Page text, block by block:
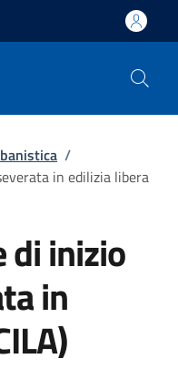
/
in edilizia libera
di inizio
in